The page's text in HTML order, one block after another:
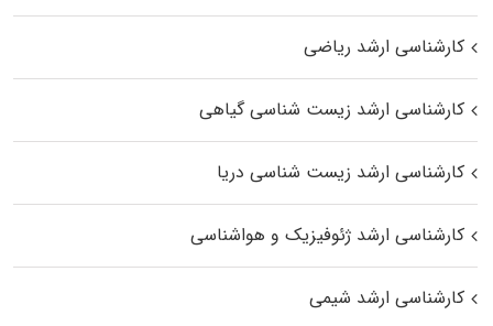
کارشناسی ارشد ریاضی
کارشناسی ارشد زیست‌ شناسی گیاهی
کارشناسی ارشد زیست‌ شناسی دریا
کارشناسی ارشد ژئوفیزیک و هواشناسی
کارشناسی ارشد شیمی